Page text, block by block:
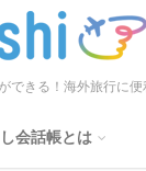
できる！海外旅行に
会話帳とは